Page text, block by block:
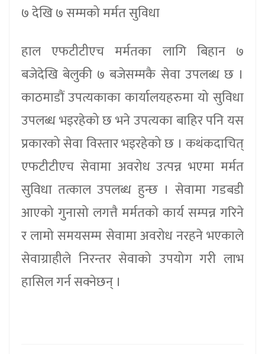
७ देखि ७ सम्मको मर्मत सुविधा
हाल एफटीटीएच मर्मतका लागि बिहान ७
बजेदेखि बेलुकी ७ बजेसम्मकै सेवा उपलब्ध छ ।
काठमाडौं उपत्यकाका कार्यालयहरुमा यो सुविधा
उपलब्ध भइरहेको छ भने उपत्यका बाहिर पनि यस
प्रकारको सेवा विस्तार भइरहेको छ । कथंकदाचित्
एफटीटीएच सेवामा अवरोध उत्पन्न भएमा मर्मत
सुविधा तत्काल उपलब्ध हुन्छ । सेवामा गडबडी
आएको गुनासो लगत्तै मर्मतको कार्य सम्पन्न गरिने
र लामो समयसम्म सेवामा अवरोध नरहने भएकाले
सेवाग्राहीले निरन्तर सेवाको उपयोग गरी लाभ
हासिल गर्न सक्नेछन् ।